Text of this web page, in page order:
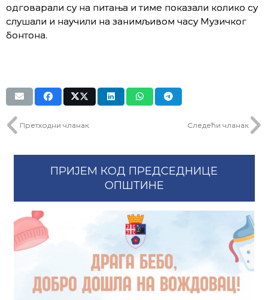
одговарали су на питања и тиме показали колико су
слушали и научили на занимљивом часу Музичког
бонтона.
Претходни чланак Следећи чланак
ПРИЈЕМ КОД ПРЕДСЕДНИЦЕ
ОПШТИНЕ